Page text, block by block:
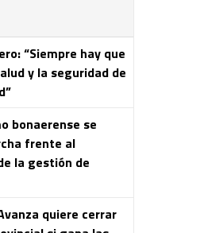
“Siempre hay que
y la seguridad de
bonaerense se
frente al
la gestión de
quiere cerrar